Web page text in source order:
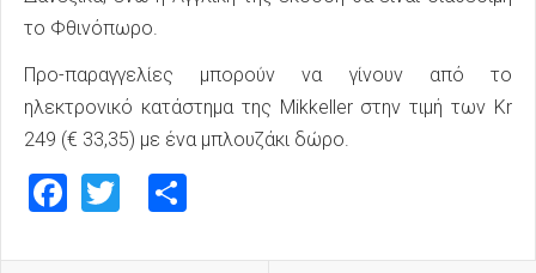
το Φθινόπωρο.
Προ-παραγγελίες μπορούν να γίνουν από το
ηλεκτρονικό κατάστημα της Mikkeller στην τιμή των Kr
249 (€ 33,35) με ένα μπλουζάκι δώρο.
Facebook
Twitter